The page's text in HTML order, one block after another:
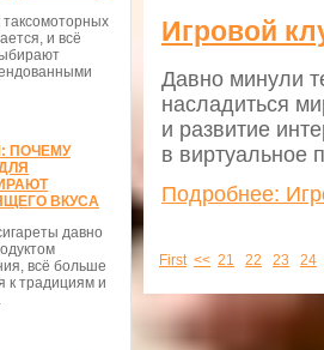
и всё
ПОЧЕМУ
ВКУСА
давно
всё больше
к традициям и
Игровой
Давно минули
насладиться
и развитие
в виртуальное
Подробнее:
First << 21 22 23 24